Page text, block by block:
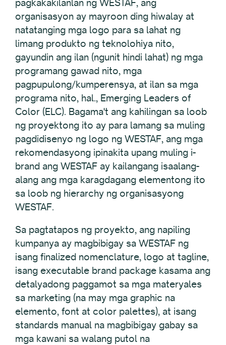
pagkakakilanlan ng WESTAF, ang
organisasyon ay mayroon ding hiwalay at
natatanging mga logo para sa lahat ng
limang produkto ng teknolohiya nito,
gayundin ang ilan (ngunit hindi lahat) ng mga
programang gawad nito, mga
pagpupulong/kumperensya, at ilan sa mga
programa nito, hal., Emerging Leaders of
Color (ELC). Bagama't ang kahilingan sa loob
ng proyektong ito ay para lamang sa muling
pagdidisenyo ng logo ng WESTAF, ang mga
rekomendasyong ipinakita upang muling i-
brand ang WESTAF ay kailangang isaalang-
alang ang mga karagdagang elementong ito
sa loob ng hierarchy ng organisasyong
WESTAF.
Sa pagtatapos ng proyekto, ang napiling
kumpanya ay magbibigay sa WESTAF ng
isang finalized nomenclature, logo at tagline,
isang executable brand package kasama ang
detalyadong paggamot sa mga materyales
sa marketing (na may mga graphic na
elemento, font at color palettes), at isang
standards manual na magbibigay gabay sa
mga kawani sa walang putol na